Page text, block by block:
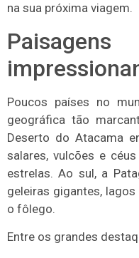
na sua próxima viagem.
Poucos países no
geográfica tão
Deserto do Atacama
salares, vulcões e
estrelas. Ao sul, a
geleiras gigantes,
o fôlego.
Entre os grandes